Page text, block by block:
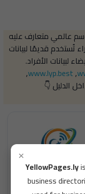
YellowPages.ly
عالمي متعارف عليه
تُستخدم قديمًا لبيانات
لبيانات الأفراد.
www.lyp.best,
,
الدليل 👇